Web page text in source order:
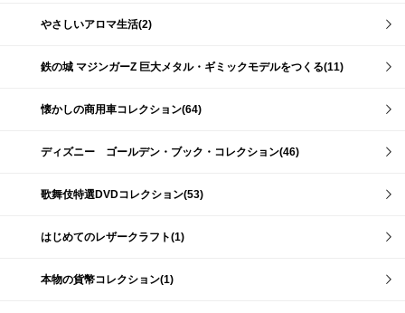
やさしいアロマ生活(2)
鉄の城 マジンガーZ 巨大メタル・ギミックモデルをつくる(11)
懐かしの商用車コレクション(64)
ディズニー ゴールデン・ブック・コレクション(46)
歌舞伎特選DVDコレクション(53)
はじめてのレザークラフト(1)
本物の貨幣コレクション(1)